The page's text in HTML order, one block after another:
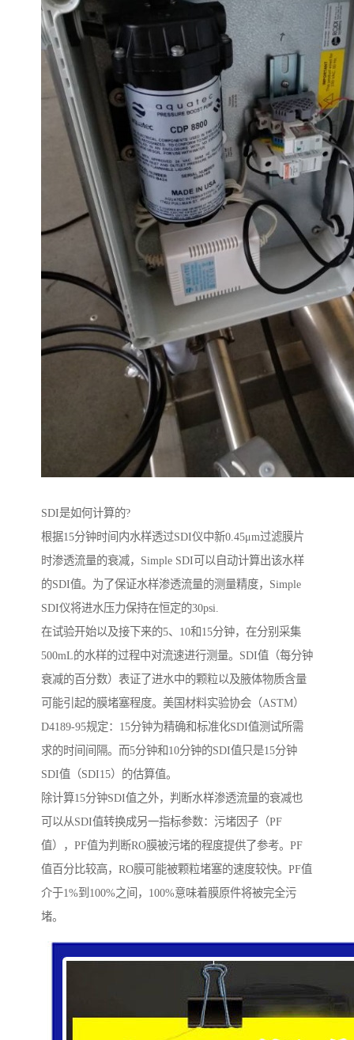
SDI是如何计算的?
根据15分钟时间内水样透过SDI仪中新0.45μm过滤膜片
时渗透流量的衰减，Simple SDI可以自动计算出该水样
的SDI值。为了保证水样渗透流量的测量精度，Simple
SDI仪将进水压力保持在恒定的30psi.
在试验开始以及接下来的5、10和15分钟，在分别采集
500mL的水样的过程中对流速进行测量。SDI值（每分钟
衰减的百分数）表证了进水中的颗粒以及腋体物质含量
可能引起的膜堵塞程度。美国材料实验协会（ASTM）
D4189-95规定：15分钟为精确和标准化SDI值测试所需
求的时间间隔。而5分钟和10分钟的SDI值只是15分钟
SDI值（SDI15）的估算值。
除计算15分钟SDI值之外，判断水样渗透流量的衰减也
可以从SDI值转换成另一指标参数：污堵因子（PF
值），PF值为判断RO膜被污堵的程度提供了参考。PF
值百分比较高，RO膜可能被颗粒堵塞的速度较快。PF值
介于1%到100%之间，100%意味着膜原件将被完全污
堵。